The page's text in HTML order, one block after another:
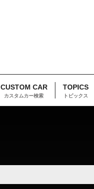
CUSTOM CAR
カスタムカー検索
TOPICS
トピックス